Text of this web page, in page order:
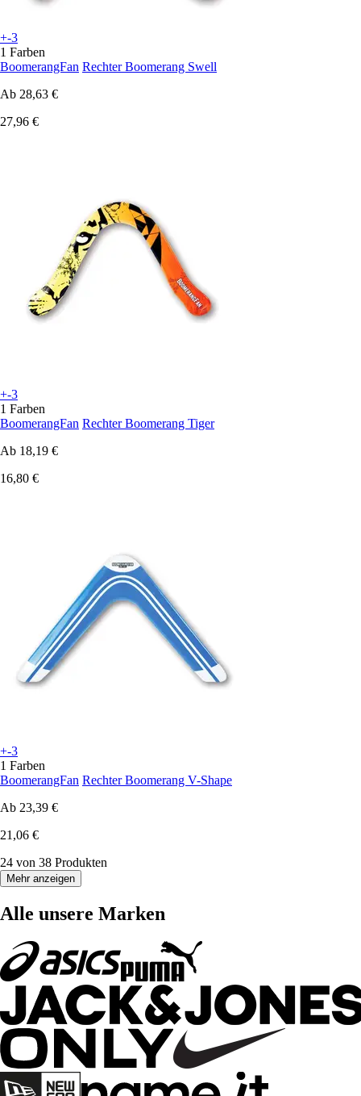
+-3
1 Farben
BoomerangFan Rechter Boomerang Swell
Ab 28,63 €
27,96 €
+-3
1 Farben
BoomerangFan Rechter Boomerang Tiger
Ab 18,19 €
16,80 €
+-3
1 Farben
BoomerangFan Rechter Boomerang V-Shape
Ab 23,39 €
21,06 €
24 von 38 Produkten
Mehr anzeigen
Alle unsere Marken